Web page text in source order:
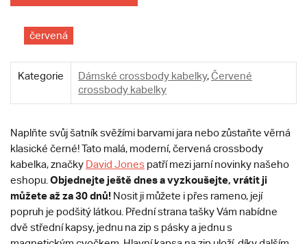
červená
Kategorie Dámské crossbody kabelky,Červené
crossbody kabelky
Naplňte svůj šatník svěžími barvami jara nebo zůstaňte věrná
klasické černé! Tato malá, moderní, červená crossbody
kabelka, značky David Jones patří mezi jarní novinky našeho
eshopu. Objednejte ještě dnes a vyzkoušejte, vrátit ji
můžete až za 30 dnů! Nosit ji můžete i přes rameno, její
popruh je podšitý látkou. Přední strana tašky Vám nabídne
dvě střední kapsy, jednu na zip s pásky a jednu s